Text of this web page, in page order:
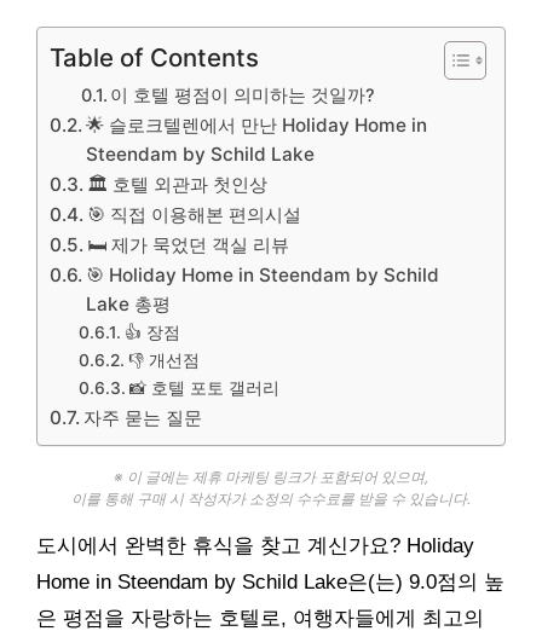
Table of Contents
이 호텔 평점이 의미하는 것일까?
🌟 슬로크텔렌에서 만난 Holiday Home in
Steendam by Schild Lake
🏛️ 호텔 외관과 첫인상
🎯 직접 이용해본 편의시설
🛏️ 제가 묵었던 객실 리뷰
🎯 Holiday Home in Steendam by Schild
Lake 총평
👍 장점
👎 개선점
📸 호텔 포토 갤러리
자주 묻는 질문
※ 이 글에는 제휴 마케팅 링크가 포함되어 있으며,
이를 통해 구매 시 작성자가 소정의 수수료를 받을 수 있습니다.
도시에서 완벽한 휴식을 찾고 계신가요? Holiday
Home in Steendam by Schild Lake은(는) 9.0점의 높
은 평점을 자랑하는 호텔로, 여행자들에게 최고의